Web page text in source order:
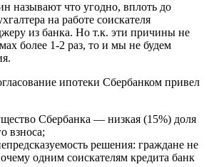
называют что угодно, вплоть до
на работе соискателя
из банка. Но т.к. эти причины не
более 1-2 раз, то и мы не будем
ипотеки Сбербанком привел
Сбербанка — низкая (15%) доля
взноса;
решения: граждане не
одним соискателям кредита банк